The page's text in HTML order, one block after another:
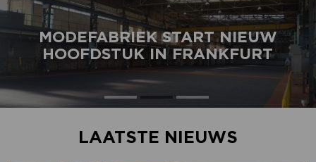
MODEFABRIEK START NIEUW
HOOFDSTUK IN FRANKFURT
LAATSTE NIEUWS